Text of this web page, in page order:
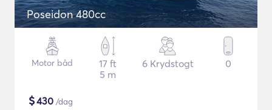
Poseidon 480cc
Motor båd
17 ft
5 m
6 Krydstogt 0
$430 /dag